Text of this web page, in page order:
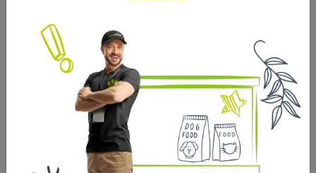
qualité de l'eau (incl. 2 filtres de rechange)
pompe, interchangeable
avec prise USB et prise secteur
filtre de rechange : art 24465
en plastique